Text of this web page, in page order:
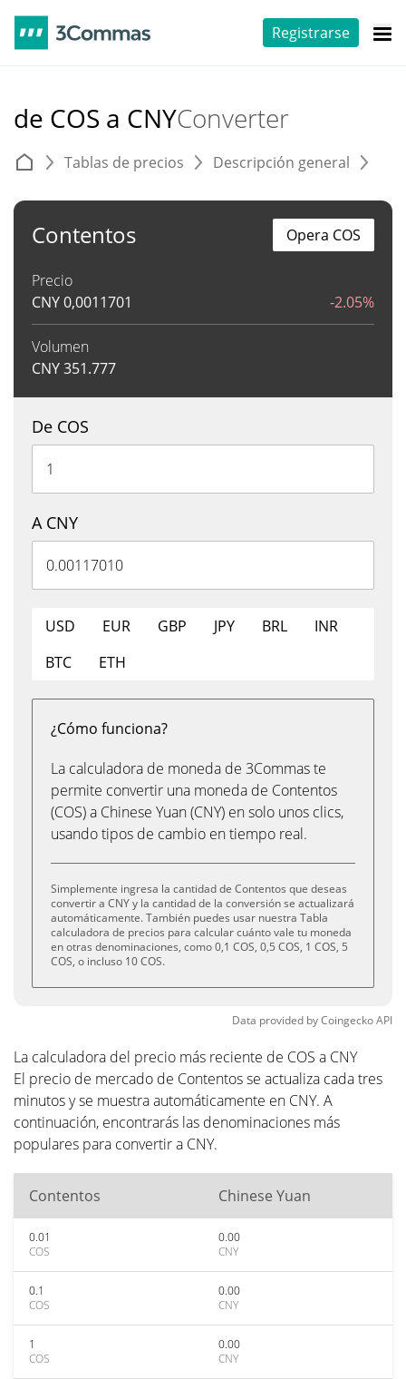
Registrarse
de COS a CNYConverter
Tablas de precios Descripción general
Contentos
Precio
CNY0,0011701 -2.05%
Volumen
CNY351.777
Opera COS
De COS
A CNY
USD EUR GBP JPY BRL
INR
BTC
ETH
¿Cómo funciona?
La calculadora de moneda de 3Commas te
permite convertir una moneda de Contentos
(COS) a Chinese Yuan (CNY) en solo unos clics,
usando tipos de cambio en tiempo real.
Simplemente ingresa la cantidad de Contentos que deseas
convertir a CNY y la cantidad de la conversión se actualizará
automáticamente. También puedes usar nuestra Tabla
calculadora de precios para calcular cuánto vale tu moneda
en otras denominaciones, como 0,1 COS, 0,5 COS, 1 COS, 5
COS, o incluso 10 COS.
Data provided byCoingeckoAPI
La calculadora del precio más reciente de COS a CNY
El precio de mercado de Contentos se actualiza cada tres
minutos y se muestra automáticamente en CNY. A
continuación, encontrarás las denominaciones más
populares para convertir a CNY.
Contentos Chinese Yuan
0.01
COS
0.00
CNY
0.1
COS
0.00
CNY
1
COS
0.00
CNY